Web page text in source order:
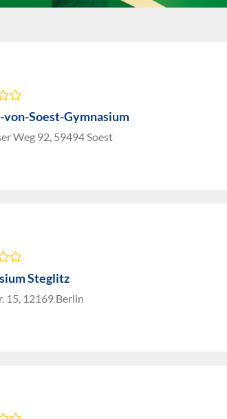
von-Soest-Gymnasium
Weg 92, 59494 Soest
Steglitz
15, 12169 Berlin